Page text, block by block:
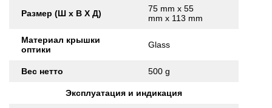
Размер (Ш x В X Д)
75 mm x 55
mm x 113 mm
Материал крышки
оптики
Glass
Вес нетто 500 g
Эксплуатация и индикация